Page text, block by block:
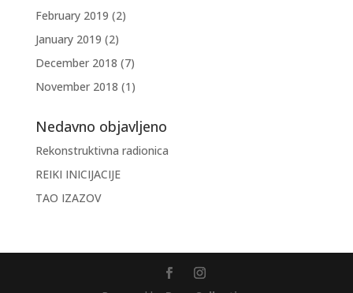
February 2019 (2)
January 2019 (2)
December 2018 (7)
November 2018 (1)
Nedavno objavljeno
Rekonstruktivna radionica
REIKI INICIJACIJE
TAO IZAZOV